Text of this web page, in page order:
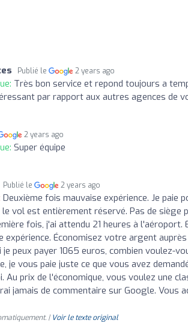
Publié le 2 years ago
Très bon service et repond toujours a
par rapport aux autres agences de
2 years ago
Super équipe
Publié le 2 years ago
Deuxième fois mauvaise expérience. Je
vol est entièrement réservé. Pas de siège
fois, j'ai attendu 21 heures à
expérience. Économisez votre argent
peux payer 1065 euros, combien voulez-
je vous paie juste ce que vous avez
Au prix de l'économique, vous voulez une
jamais de commentaire sur Google. Vous
| Voir le texte original